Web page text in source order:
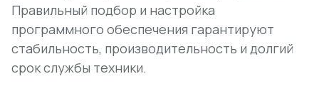
Правильный подбор и настройка
программного обеспечения гарантируют
стабильность, производительность и долгий
срок службы техники.